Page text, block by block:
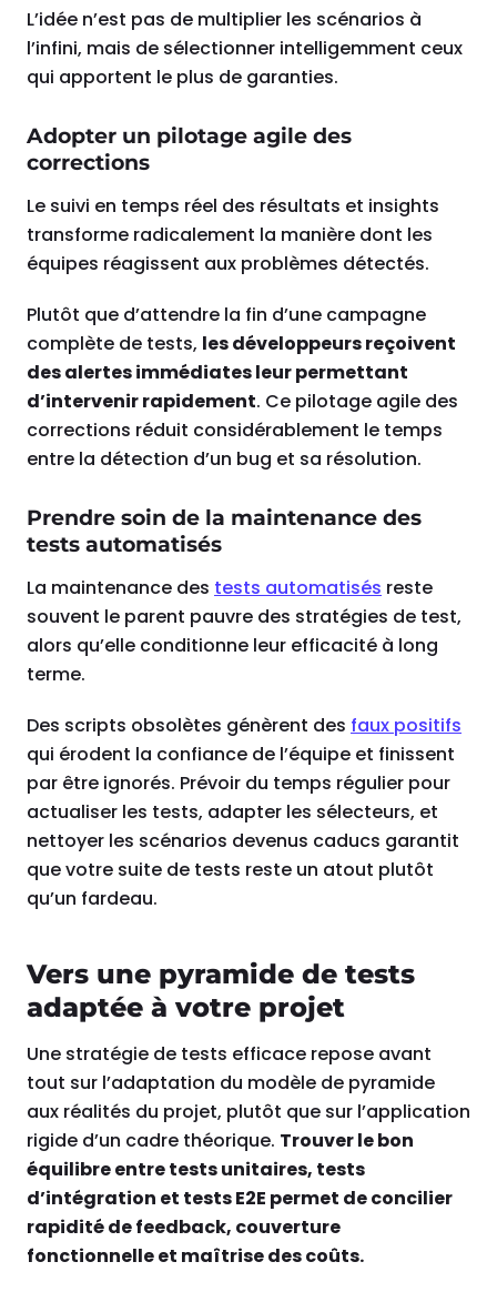
L’idée n’est pas de multiplier les scénarios à
l’infini, mais de sélectionner intelligemment ceux
qui apportent le plus de garanties.
Adopter un pilotage agile des
corrections
Le suivi en temps réel des résultats et insights
transforme radicalement la manière dont les
équipes réagissent aux problèmes détectés.
Plutôt que d’attendre la fin d’une campagne
complète de tests, les développeurs reçoivent
des alertes immédiates leur permettant
d’intervenir rapidement. Ce pilotage agile des
corrections réduit considérablement le temps
entre la détection d’un bug et sa résolution.
Prendre soin de la maintenance des
tests automatisés
La maintenance des tests automatisés reste
souvent le parent pauvre des stratégies de test,
alors qu’elle conditionne leur efficacité à long
terme.
Des scripts obsolètes génèrent des faux positifs
qui érodent la confiance de l’équipe et finissent
par être ignorés. Prévoir du temps régulier pour
actualiser les tests, adapter les sélecteurs, et
nettoyer les scénarios devenus caducs garantit
que votre suite de tests reste un atout plutôt
qu’un fardeau.
Vers une pyramide de tests
adaptée à votre projet
Une stratégie de tests efficace repose avant
tout sur l’adaptation du modèle de pyramide
aux réalités du projet, plutôt que sur l’application
rigide d’un cadre théorique. Trouver le bon
équilibre entre tests unitaires, tests
d’intégration et tests E2E permet de concilier
rapidité de feedback, couverture
fonctionnelle et maîtrise des coûts.